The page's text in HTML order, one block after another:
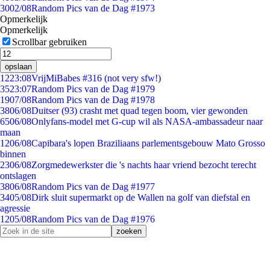
3002/08Random Pics van de Dag #1973
Opmerkelijk
Opmerkelijk
Scrollbar gebruiken
opslaan
1223:08VrijMiBabes #316 (not very sfw!)
3523:07Random Pics van de Dag #1979
1907/08Random Pics van de Dag #1978
3806/08Duitser (93) crasht met quad tegen boom, vier gewonden
6506/08Onlyfans-model met G-cup wil als NASA-ambassadeur naar
maan
1206/08Capibara's lopen Braziliaans parlementsgebouw Mato Grosso
binnen
2306/08Zorgmedewerkster die 's nachts haar vriend bezocht terecht
ontslagen
3806/08Random Pics van de Dag #1977
3405/08Dirk sluit supermarkt op de Wallen na golf van diefstal en
agressie
1205/08Random Pics van de Dag #1976